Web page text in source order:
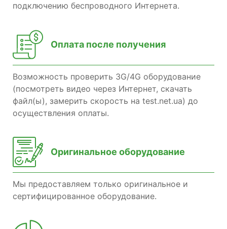
подключению беспроводного Интернета.
Оплата после получения
Возможность проверить 3G/4G оборудование
(посмотреть видео через Интернет, скачать
файл(ы), замерить скорость на test.net.ua) до
осуществления оплаты.
Оригинальное оборудование
Мы предоставляем только оригинальное и
сертифицированное оборудование.